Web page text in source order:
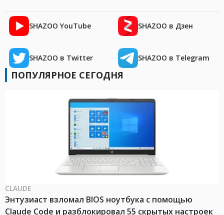
SHAZOO YouTube SHAZOO в Дзен
SHAZOO в Twitter SHAZOO в Telegram
ПОПУЛЯРНОЕ СЕГОДНЯ
CLAUDE
Энтузиаст взломал BIOS ноутбука с помощью
Claude Code и разблокировал 55 скрытых настроек